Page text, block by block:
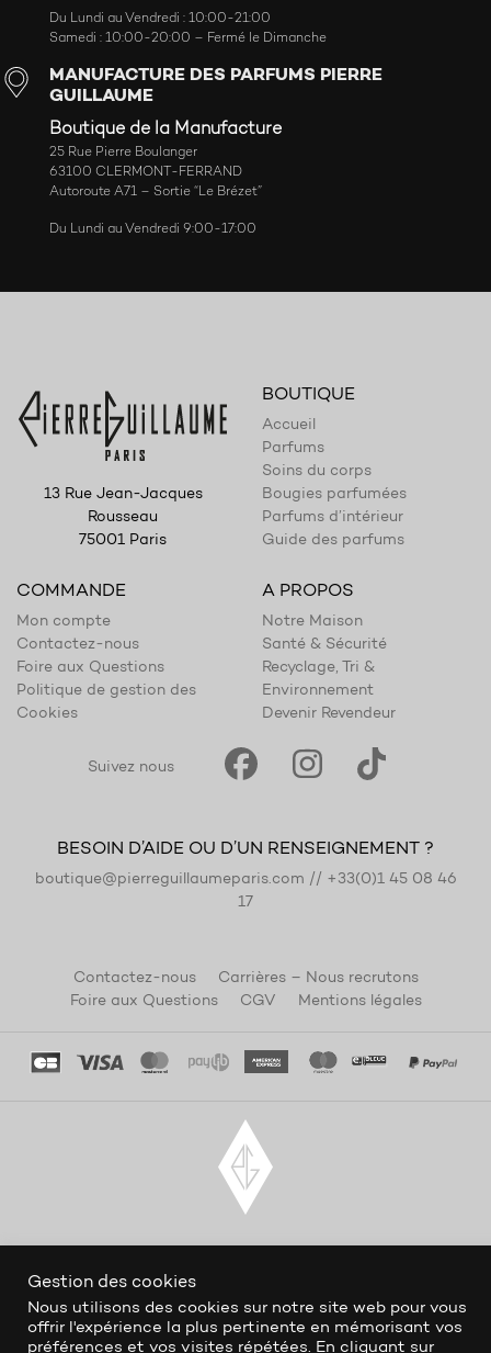
Du Lundi au Vendredi : 10:00-21:00
Samedi : 10:00-20:00 – Fermé le Dimanche
MANUFACTURE DES PARFUMS PIERRE
GUILLAUME
Boutique de la Manufacture
25 Rue Pierre Boulanger
63100 CLERMONT-FERRAND
Autoroute A71 – Sortie “Le Brézet”
Du Lundi au Vendredi 9:00-17:00
13 Rue Jean-Jacques
Rousseau
75001 Paris
BOUTIQUE
Accueil
Parfums
Soins du corps
Bougies parfumées
Parfums d’intérieur
Guide des parfums
COMMANDE
Mon compte
Contactez-nous
Foire aux Questions
Politique de gestion des
Cookies
A PROPOS
Notre Maison
Santé & Sécurité
Recyclage, Tri &
Environnement
Devenir Revendeur
Suivez nous
BESOIN D’AIDE OU D’UN RENSEIGNEMENT ?
boutique@pierreguillaumeparis.com // +33(0)1 45 08 46
17
Contactez-nous
Carrières – Nous recrutons
Foire aux Questions
CGV Mentions légales
Gestion des cookies
Nous utilisons des cookies sur notre site web pour vous
offrir l'expérience la plus pertinente en mémorisant vos
préférences et vos visites répétées. En cliquant sur